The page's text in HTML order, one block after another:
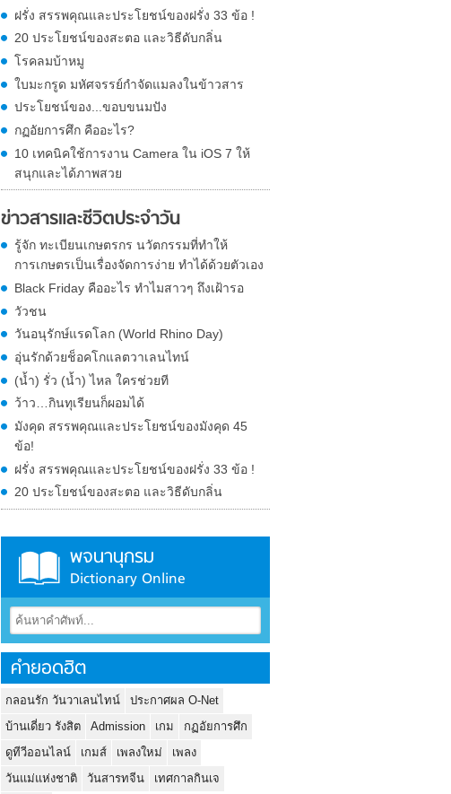
ฝรั่ง สรรพคุณและประโยชน์ของฝรั่ง 33 ข้อ !
20 ประโยชน์ของสะตอ และวิธีดับกลิ่น
โรคลมบ้าหมู
ใบมะกรูด มหัศจรรย์กำจัดแมลงในข้าวสาร
ประโยชน์ของ...ขอบขนมปัง
กฏอัยการศึก คืออะไร?
10 เทคนิคใช้การงาน Camera ใน iOS 7 ให้
สนุกและได้ภาพสวย
ข่าวสารและชีวิตประจำวัน
รู้จัก ทะเบียนเกษตรกร นวัตกรรมที่ทำให้
การเกษตรเป็นเรื่องจัดการง่าย ทำได้ด้วยตัวเอง
Black Friday คืออะไร ทำไมสาวๆ ถึงเฝ้ารอ
วัวชน
วันอนุรักษ์แรดโลก (World Rhino Day)
อุ่นรักด้วยช็อคโกแลตวาเลนไทน์
(น้ำ) รั่ว (น้ำ) ไหล ใครช่วยที
ว้าว…กินทุเรียนก็ผอมได้
มังคุด สรรพคุณและประโยชน์ของมังคุด 45
ข้อ!
ฝรั่ง สรรพคุณและประโยชน์ของฝรั่ง 33 ข้อ !
20 ประโยชน์ของสะตอ และวิธีดับกลิ่น
พจนานุกรม
Dictionary Online
คำยอดฮิต
กลอนรัก วันวาเลนไทน์
ประกาศผล O-Net
บ้านเดี่ยว รังสิต
Admission เกม
กฏอัยการศึก
ดูทีวีออนไลน์
เกมส์ เพลงใหม่
เพลง
วันแม่แห่งชาติ
วันสารทจีน
เทศกาลกินเจ